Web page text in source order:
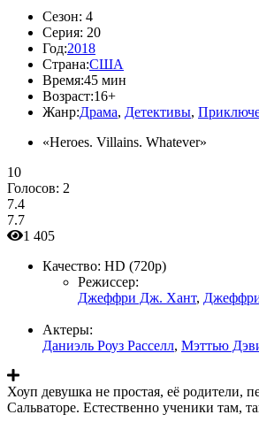
Сезон: 4
Серия: 20
Год:2018
Страна:США
Время:45 мин
Возраст:16+
Жанр:Драма, Детективы,
«Heroes. Villains. Whatever»
10
Голосов: 2
7.4
7.7
1 405
Качество: HD (720p)
Режиссер:
Джеффри Дж. Хант,
Актеры:
Даниэль Роуз Расселл, Мэттью
Хоуп девушка не простая, её родители,
Сальваторе. Естественно ученики там,